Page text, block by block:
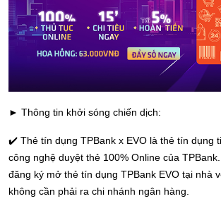
► Thông tin khởi sóng chiến dịch:
✔️ Thẻ tín dụng TPBank x EVO là thẻ tín dụng
công nghệ duyệt thẻ 100% Online của
đăng ký mở thẻ tín dụng TPBank EVO tại nhà
không cần phải ra chi nhánh ngân hàng.